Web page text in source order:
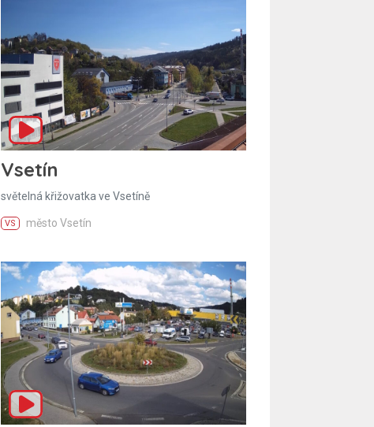
Vsetín
světelná křižovatka ve Vsetíně
VS město Vsetín